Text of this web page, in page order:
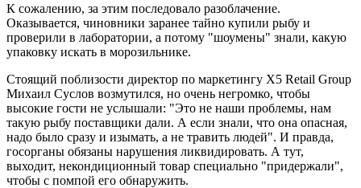
К сожалению, за этим последовало разоблачение.
Оказывается, чиновники заранее тайно купили рыбу и
проверили в лаборатории, а потому "шоумены" знали, какую
упаковку искать в морозильнике.
Стоящий поблизости директор по маркетингу X5 Retail Group
Михаил Суслов возмутился, но очень негромко, чтобы
высокие гости не услышали: "Это не наши проблемы, нам
такую рыбу поставщики дали. А если знали, что она опасная,
надо было сразу и изымать, а не травить людей". И правда,
госорганы обязаны нарушения ликвидировать. А тут,
выходит, некондиционный товар специально "придержали",
чтобы с помпой его обнаружить.